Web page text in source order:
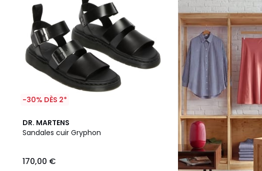
-30% DÈS 2*
DR. MARTENS
Sandales cuir Gryphon
170,00 €
4
/